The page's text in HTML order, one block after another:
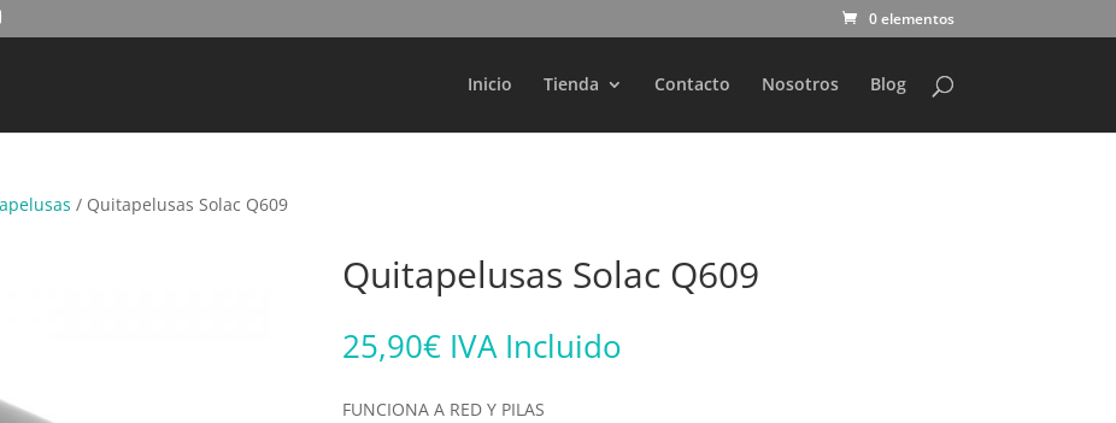
0 elementos
Inicio Tienda Contacto Nosotros Blog
Búsqueda
productos
/ Quitapelusas Solac Q609
Quitapelusas Solac Q609
25,90€ IVA Incluido
FUNCIONA A RED Y PILAS